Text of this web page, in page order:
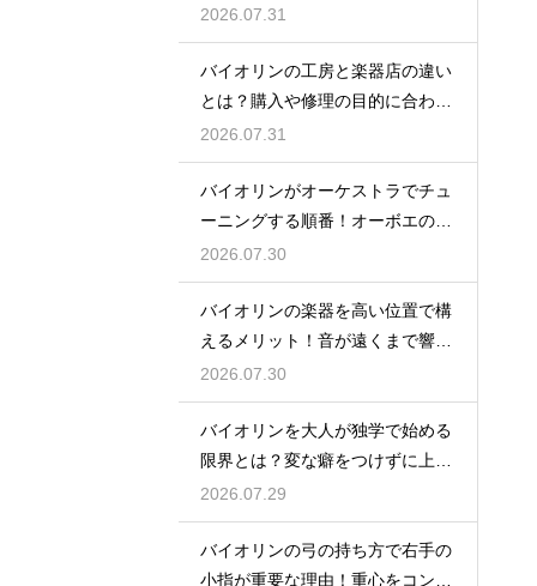
バランスをとる
2026.07.31
バイオリンの工房と楽器店の違い
とは？購入や修理の目的に合わせ
た選び方
2026.07.31
バイオリンがオーケストラでチュ
ーニングする順番！オーボエの音
に合わせる
2026.07.30
バイオリンの楽器を高い位置で構
えるメリット！音が遠くまで響く
姿勢の作り方
2026.07.30
バイオリンを大人が独学で始める
限界とは？変な癖をつけずに上達
するための策
2026.07.29
バイオリンの弓の持ち方で右手の
小指が重要な理由！重心をコント